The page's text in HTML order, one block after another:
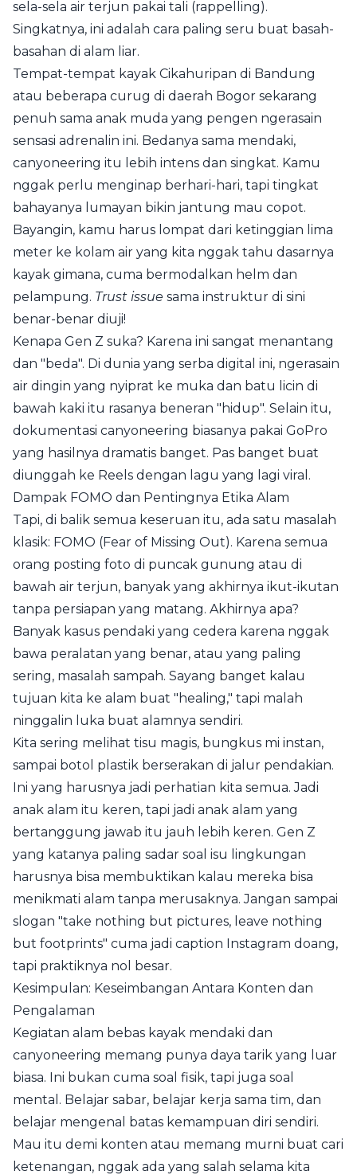
sela-sela air terjun pakai tali (rappelling).
Singkatnya, ini adalah cara paling seru buat basah-
basahan di alam liar.
Tempat-tempat kayak Cikahuripan di Bandung
atau beberapa curug di daerah Bogor sekarang
penuh sama anak muda yang pengen ngerasain
sensasi adrenalin ini. Bedanya sama mendaki,
canyoneering itu lebih intens dan singkat. Kamu
nggak perlu menginap berhari-hari, tapi tingkat
bahayanya lumayan bikin jantung mau copot.
Bayangin, kamu harus lompat dari ketinggian lima
meter ke kolam air yang kita nggak tahu dasarnya
kayak gimana, cuma bermodalkan helm dan
pelampung. Trust issue sama instruktur di sini
benar-benar diuji!
Kenapa Gen Z suka? Karena ini sangat menantang
dan "beda". Di dunia yang serba digital ini, ngerasain
air dingin yang nyiprat ke muka dan batu licin di
bawah kaki itu rasanya beneran "hidup". Selain itu,
dokumentasi canyoneering biasanya pakai GoPro
yang hasilnya dramatis banget. Pas banget buat
diunggah ke Reels dengan lagu yang lagi viral.
Dampak FOMO dan Pentingnya Etika Alam
Tapi, di balik semua keseruan itu, ada satu masalah
klasik: FOMO (Fear of Missing Out). Karena semua
orang posting foto di puncak gunung atau di
bawah air terjun, banyak yang akhirnya ikut-ikutan
tanpa persiapan yang matang. Akhirnya apa?
Banyak kasus pendaki yang cedera karena nggak
bawa peralatan yang benar, atau yang paling
sering, masalah sampah. Sayang banget kalau
tujuan kita ke alam buat "healing," tapi malah
ninggalin luka buat alamnya sendiri.
Kita sering melihat tisu magis, bungkus mi instan,
sampai botol plastik berserakan di jalur pendakian.
Ini yang harusnya jadi perhatian kita semua. Jadi
anak alam itu keren, tapi jadi anak alam yang
bertanggung jawab itu jauh lebih keren. Gen Z
yang katanya paling sadar soal isu lingkungan
harusnya bisa membuktikan kalau mereka bisa
menikmati alam tanpa merusaknya. Jangan sampai
slogan "take nothing but pictures, leave nothing
but footprints" cuma jadi caption Instagram doang,
tapi praktiknya nol besar.
Kesimpulan: Keseimbangan Antara Konten dan
Pengalaman
Kegiatan alam bebas kayak mendaki dan
canyoneering memang punya daya tarik yang luar
biasa. Ini bukan cuma soal fisik, tapi juga soal
mental. Belajar sabar, belajar kerja sama tim, dan
belajar mengenal batas kemampuan diri sendiri.
Mau itu demi konten atau memang murni buat cari
ketenangan, nggak ada yang salah selama kita